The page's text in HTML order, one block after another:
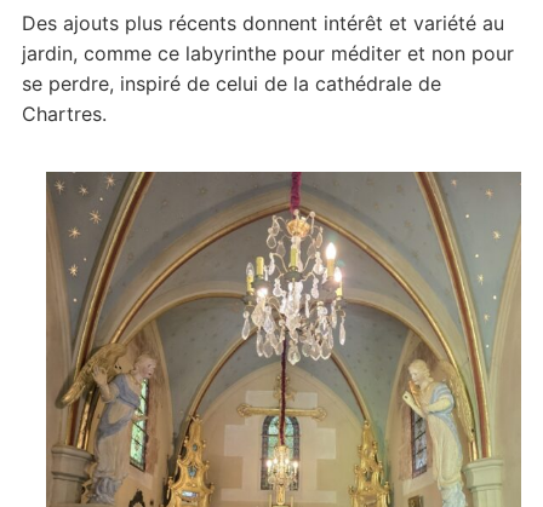
Des ajouts plus récents donnent intérêt et variété au
jardin, comme ce labyrinthe pour méditer et non pour
se perdre, inspiré de celui de la cathédrale de
Chartres.